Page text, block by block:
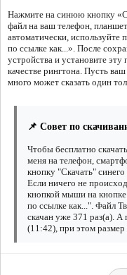
Нажмите на синюю кнопку
файл на ваш телефон,
автоматически,
по ссылке как...». После
устройства и установите
качестве рингтона. Пусть
много может сказать один
📌 Совет по
Чтобы бесплатно
меня на телефон,
кнопку "Скачать" синего
Если ничего не
кнопкой мыши на
по ссылке как...". Файл
скачан уже 371 раз(а). А
(11:42), при этом